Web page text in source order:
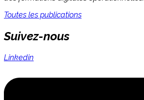
Toutes les publications
Suivez-nous
Linkedin